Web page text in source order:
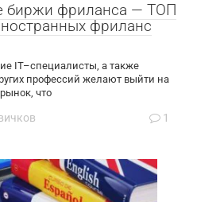
биржи фриланса — ТОП
фриланс
IT–специалисты, а также
профессий желают выйти на
что
1